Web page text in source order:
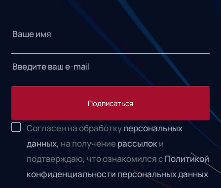
Подписаться
Согласен на обработкуперсональных
данных, на получениерассылоки
подтверждаю, что ознакомился с Политикой
конфиденциальности персональных данных